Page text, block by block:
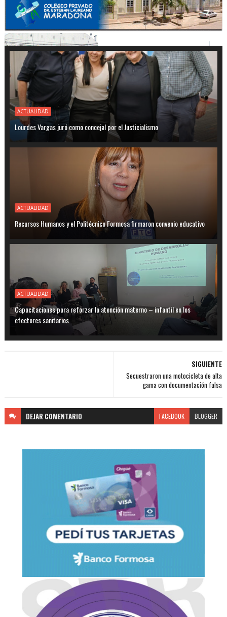
ACTUALIDAD
Lourdes Vargas juró como concejal por el Justicialismo
ACTUALIDAD
Recursos Humanos y el Politécnico Formosa firmaron convenio educativo
ACTUALIDAD
Capacitaciones para reforzar la atención materno – infantil en los
efectores sanitarios
SIGUIENTE
Secuestraron una motocicleta de alta
gama con documentación falsa
DEJAR COMENTARIO FACEBOOK BLOGGER